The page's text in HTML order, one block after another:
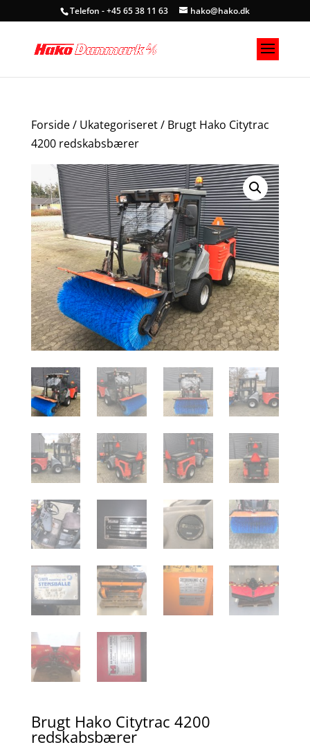
Telefon - +45 65 38 11 63 hako@hako.dk
Forside/ Ukategoriseret/ Brugt Hako Citytrac
4200 redskabsbærer
Brugt Hako Citytrac 4200
redskabsbærer